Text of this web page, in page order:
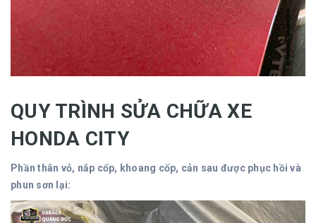
QUY TRÌNH SỬA CHỮA XE
HONDA CITY
Phần thân vỏ, nắp cốp, khoang cốp, cản sau được phục hồi và
phun sơn lại: